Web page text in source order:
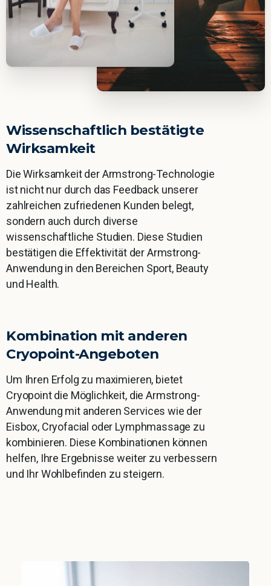
Wissenschaftlich bestätigte
Wirksamkeit
Die Wirksamkeit der Armstrong-Technologie
ist nicht nur durch das Feedback unserer
zahlreichen zufriedenen Kunden belegt,
sondern auch durch diverse
wissenschaftliche Studien. Diese Studien
bestätigen die Effektivität der Armstrong-
Anwendung in den Bereichen Sport, Beauty
und Health.
Kombination mit anderen
Cryopoint-Angeboten
Um Ihren Erfolg zu maximieren, bietet
Cryopoint die Möglichkeit, die Armstrong-
Anwendung mit anderen Services wie der
Eisbox, Cryofacial oder Lymphmassage zu
kombinieren. Diese Kombinationen können
helfen, Ihre Ergebnisse weiter zu verbessern
und Ihr Wohlbefinden zu steigern.